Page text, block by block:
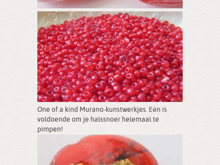
One of a kind Murano-kunstwerkjes. Eén is
voldoende om je halssnoer helemaal te
pimpen!